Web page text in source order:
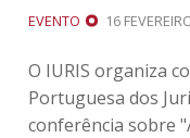
EVENTO 16
O IURIS organiza
Portuguesa dos
conferência sobre